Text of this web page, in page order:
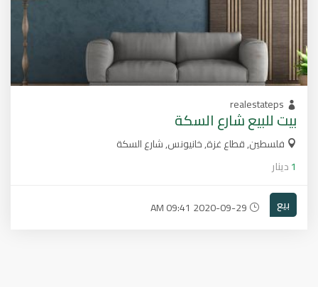
realestateps
بيت للبيع شارع السكة
فلسطين, قطاع غزة, خانيونس, شارع السكة
1دينار
بيع